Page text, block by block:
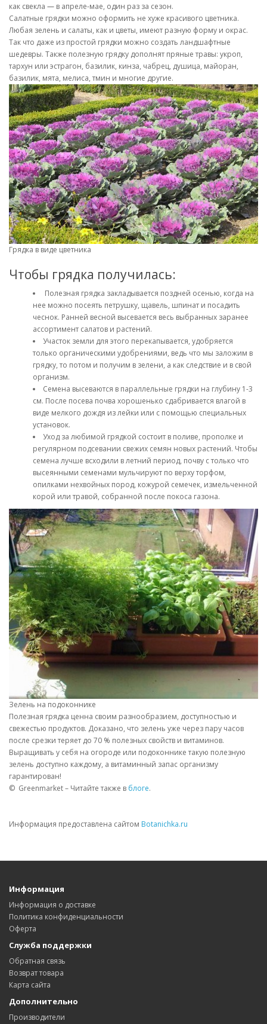
как свекла — в апреле-мае, один раз за сезон.
Салатные грядки можно оформить не хуже красивого цветника.
Любая зелень и салаты, как и цветы, имеют разную форму и окрас.
Так что даже из простой грядки можно создать ландшафтные
шедевры. Также полезную грядку дополнят пряные травы: укроп,
тархун или эстрагон, базилик, кинза, чабрец, душица, майоран,
базилик, мята, мелиса, тмин и многие другие.
Грядка в виде цветника
Чтобы грядка получилась:
Полезная грядка закладывается поздней осенью, когда на
нее можно посеять петрушку, щавель, шпинат и посадить
чеснок. Ранней весной высевается весь выбранных заранее
ассортимент салатов и растений.
Участок земли для этого перекапывается, удобряется
только органическими удобрениями, ведь что мы заложим в
грядку, то потом и получим в зелени, а как следствие и в свой
организм.
Семена высеваются в параллельные грядки на глубину 1-3
см. После посева почва хорошенько сдабривается влагой в
виде мелкого дождя из лейки или с помощью специальных
установок.
Уход за любимой грядкой состоит в поливе, прополке и
регулярном подсевании свежих семян новых растений. Чтобы
семена лучше всходили в летний период, почву с только что
высеянными семенами мульчируют по верху торфом,
опилками нехвойных пород, кожурой семечек, измельченной
корой или травой, собранной после покоса газона.
Зелень на подоконнике
Полезная грядка ценна своим разнообразием, доступностью и
свежестью продуктов. Доказано, что зелень уже через пару часов
после срезки теряет до 70 % полезных свойств и витаминов.
Выращивать у себя на огороде или подоконнике такую полезную
зелень доступно каждому, а витаминный запас организму
гарантирован!
© Greenmarket – Читайте также в блоге.
Информация предоставлена сайтом Botanichka.ru
Информация
Информация о доставке
Политика конфиденциальности
Оферта
Служба поддержки
Обратная связь
Возврат товара
Карта сайта
Дополнительно
Производители